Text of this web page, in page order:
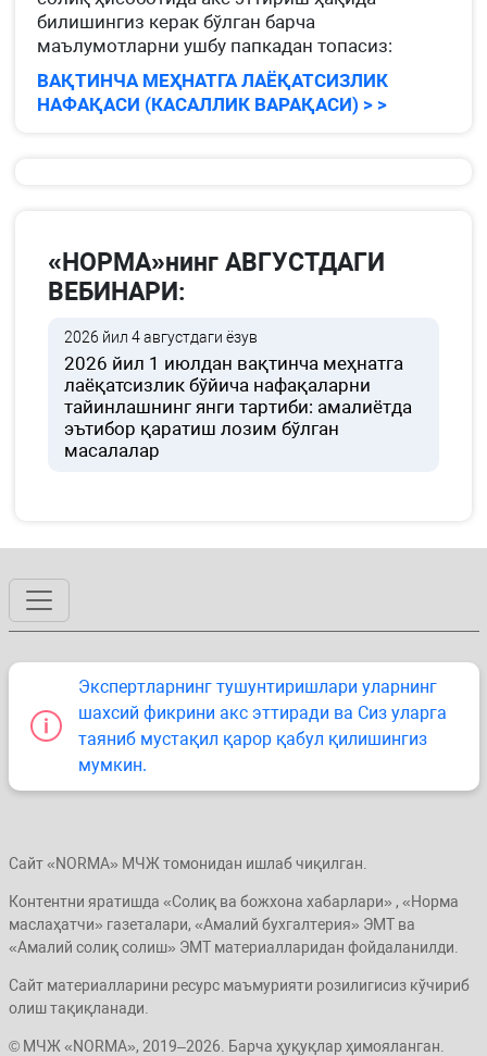
билишингиз керак бўлган барча
маълумотларни ушбу папкадан топасиз:
ВАҚТИНЧА МЕҲНАТГА ЛАЁҚАТСИЗЛИК
НАФАҚАСИ (КАСАЛЛИК ВАРАҚАСИ) > >
«НОРМА»нинг АВГУСТДАГИ
ВЕБИНАРИ:
2026 йил 4 августдаги ёзув
2026 йил 1 июлдан вақтинча меҳнатга
лаёқатсизлик бўйича нафақаларни
тайинлашнинг янги тартиби: амалиётда
эътибор қаратиш лозим бўлган
масалалар
Экспертларнинг тушунтиришлари уларнинг
шахсий фикрини акс эттиради ва Сиз уларга
таяниб мустақил қарор қабул қилишингиз
мумкин.
Сайт «NORMA» МЧЖ томонидан ишлаб чиқилган.
Контентни яратишда «Солиқ ва божхона хабарлари» , «Норма
маслаҳатчи» газеталари, «Амалий бухгалтерия» ЭМТ ва
«Амалий солиқ солиш» ЭМТ материалларидан фойдаланилди.
Сайт материалларини ресурс маъмурияти розилигисиз кўчириб
олиш тақиқланади.
© МЧЖ «NORMA», 2019–2026. Барча ҳуқуқлар ҳимояланган.